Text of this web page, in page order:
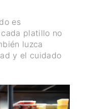
es
platillo no
luzca
y el cuidado